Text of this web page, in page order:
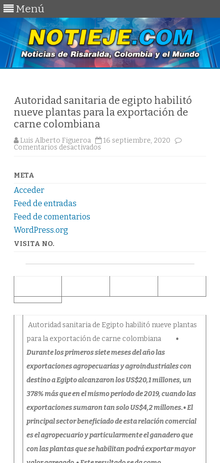
Menú
Autoridad sanitaria de egipto habilitó
nueve plantas para la exportación de
carne colombiana
Luis Alberto Figueroa
16 septiembre, 2020
Comentarios desactivados
META
Acceder
Feed de entradas
Feed de comentarios
WordPress.org
VISITA NO.
Autoridad sanitaria de Egipto habilitó nueve plantas
para la exportación de carne colombiana •
Durante los primeros siete meses del año las
exportaciones agropecuarias y agroindustriales con
destino a Egipto alcanzaron los US$20,1 millones, un
378% más que en el mismo periodo de 2019, cuando las
exportaciones sumaron tan solo US$4,2 millones.• El
principal sector beneficiado de esta relación comercial
es el agropecuario y particularmente el ganadero que
con las plantas que se habilitan podrá exportar mayor